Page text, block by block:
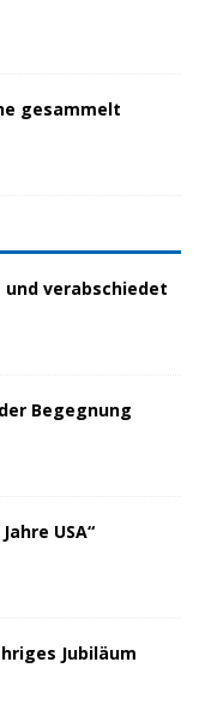
gesammelt
verabschiedet
Begegnung
USA“
Jubiläum